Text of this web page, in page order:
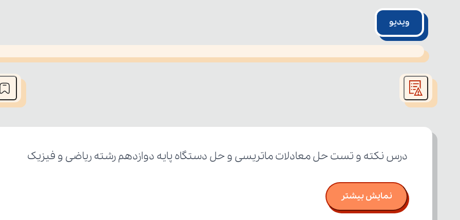
ویدیو
This
is
window.
درس نکته و تست حل معادلات ماتریسی و حل دستگاه پایه دوازدهم رشته ریاضی و فیزیک
نمایش بیشتر